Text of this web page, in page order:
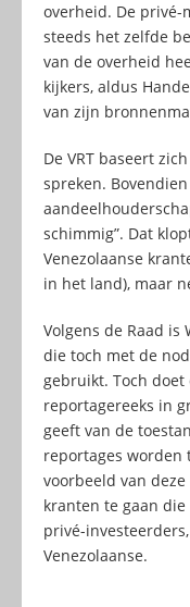
overheid. De privé-
steeds het zelfde
van de overheid
kijkers, aldus
van zijn
De VRT baseert
spreken.
schimmig”. Dat
Venezolaanse
in het land), maar
Volgens de Raad is
die toch met de
gebruikt. Toch
reportagereeks in
geeft van de
reportages worden
voorbeeld van
kranten te gaan
privé-
Venezolaanse.